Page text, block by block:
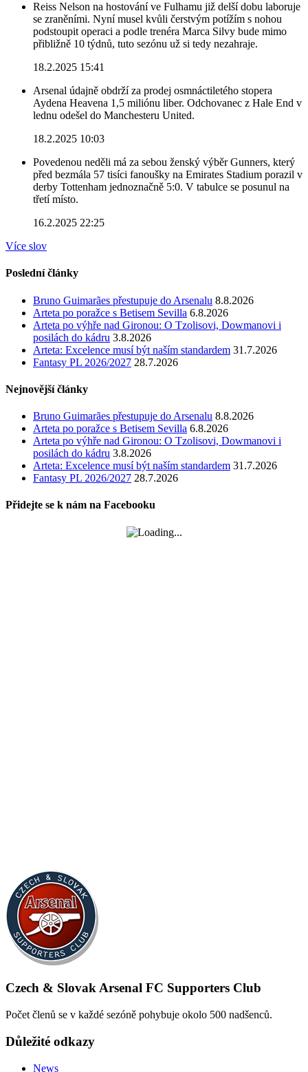
Reiss Nelson na hostování ve Fulhamu již delší dobu laboruje
se zraněními. Nyní musel kvůli čerstvým potížím s nohou
podstoupit operaci a podle trenéra Marca Silvy bude mimo
přibližně 10 týdnů, tuto sezónu už si tedy nezahraje.
18.2.2025 15:41
Arsenal údajně obdrží za prodej osmnáctiletého stopera
Aydena Heavena 1,5 miliónu liber. Odchovanec z Hale End v
lednu odešel do Manchesteru United.
18.2.2025 10:03
Povedenou neděli má za sebou ženský výběr Gunners, který
před bezmála 57 tisíci fanoušky na Emirates Stadium porazil v
derby Tottenham jednoznačně 5:0. V tabulce se posunul na
třetí místo.
16.2.2025 22:25
Více slov
Poslední články
Bruno Guimarães přestupuje do Arsenalu 8.8.2026
Arteta po poražce s Betisem Sevilla 6.8.2026
Arteta po výhře nad Gironou: O Tzolisovi, Dowmanovi i
posilách do kádru 3.8.2026
Arteta: Excelence musí být naším standardem 31.7.2026
Fantasy PL 2026/2027 28.7.2026
Nejnovější články
Bruno Guimarães přestupuje do Arsenalu 8.8.2026
Arteta po poražce s Betisem Sevilla 6.8.2026
Arteta po výhře nad Gironou: O Tzolisovi, Dowmanovi i
posilách do kádru 3.8.2026
Arteta: Excelence musí být naším standardem 31.7.2026
Fantasy PL 2026/2027 28.7.2026
Přidejte se k nám na Facebooku
Czech & Slovak Arsenal FC Supporters Club
Počet členů se v každé sezóně pohybuje okolo 500 nadšenců.
Důležité odkazy
News